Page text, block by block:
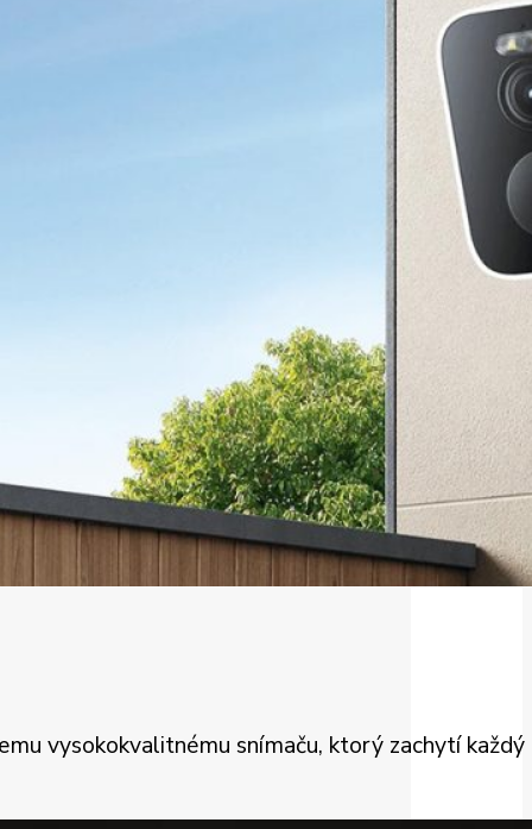
vysokokvalitnému snímaču, ktorý zachytí